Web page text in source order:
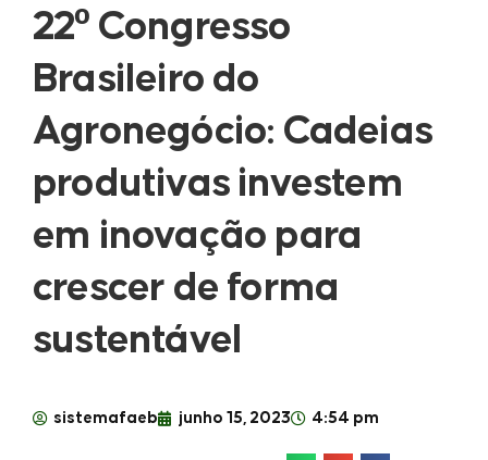
22º Congresso
Brasileiro do
Agronegócio: Cadeias
produtivas investem
em inovação para
crescer de forma
sustentável
sistemafaeb junho 15, 2023 4:54 pm